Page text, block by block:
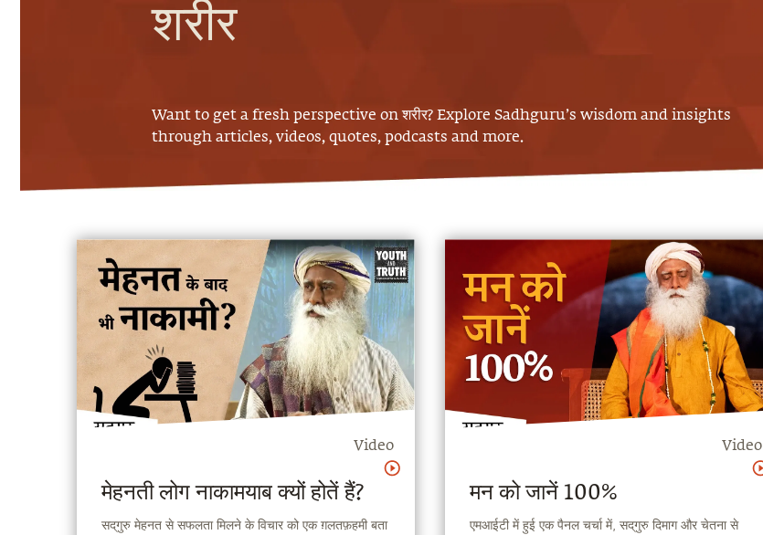
शरीर
Want to get a fresh perspective onशरीर? Explore Sadhguru’s wisdom and insights
through articles, videos, quotes, podcasts and more.
Video
मेहनती लोग नाकामयाब क्यों होतें हैं?
सद्‌गुरु मेहनत से सफलता मिलने के विचार को एक ग़लतफ़हमी बता
Video
मन को जानें 100%
एमआईटी में हुई एक पैनल चर्चा में, सद्‌गुरु दिमाग और चेतना से